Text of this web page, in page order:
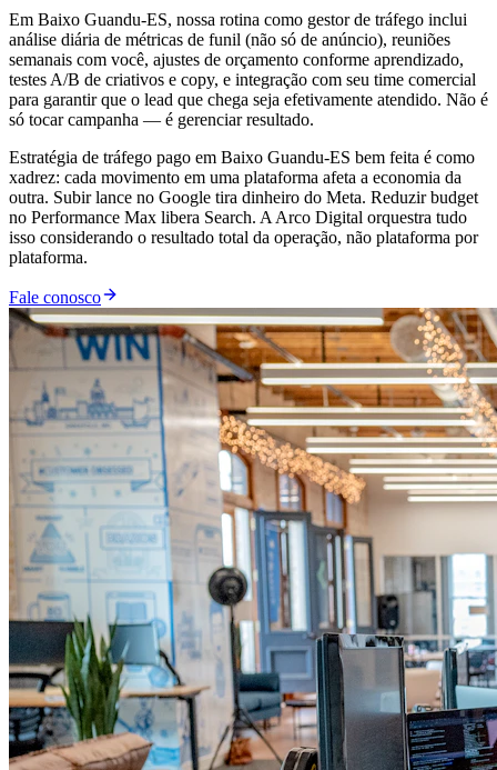
Em Baixo Guandu-ES, nossa rotina como gestor de tráfego inclui
análise diária de métricas de funil (não só de anúncio), reuniões
semanais com você, ajustes de orçamento conforme aprendizado,
testes A/B de criativos e copy, e integração com seu time comercial
para garantir que o lead que chega seja efetivamente atendido. Não é
só tocar campanha — é gerenciar resultado.
Estratégia de tráfego pago em Baixo Guandu-ES bem feita é como
xadrez: cada movimento em uma plataforma afeta a economia da
outra. Subir lance no Google tira dinheiro do Meta. Reduzir budget
no Performance Max libera Search. A Arco Digital orquestra tudo
isso considerando o resultado total da operação, não plataforma por
plataforma.
Fale conosco